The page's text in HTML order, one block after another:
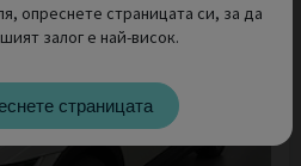
опреснете страницата си, за да
залог е най-висок.
страницата